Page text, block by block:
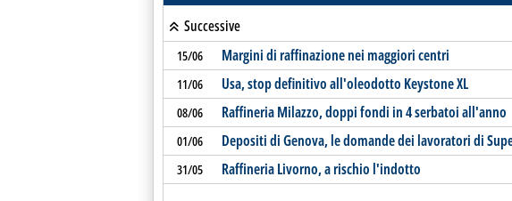
Successive
15/06 Margini di raffinazione nei maggiori centri
11/06 Usa, stop definitivo all'oleodotto Keystone XL
08/06 Raffineria Milazzo, doppi fondi in 4 serbatoi all'anno
01/06 Depositi di Genova, le domande dei lavoratori di
31/05 Raffineria Livorno, a rischio l'indotto